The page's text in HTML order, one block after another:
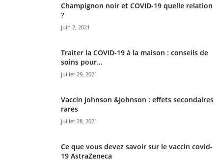
Champignon noir et COVID-19 quelle relation
?
juin 2, 2021
Traiter la COVID-19 à la maison : conseils de
soins pour...
juillet 29, 2021
Vaccin Johnson &Johnson : effets secondaires
rares
juillet 28, 2021
Ce que vous devez savoir sur le vaccin covid-
19 AstraZeneca